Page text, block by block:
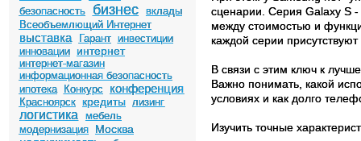
безопасность бизнес
вклады
Всеобъемлющий Интернет
выставка Гарант инвестиции
инновации
интернет
интернет-магазин
информационная безопасность
ипотека
Конкурс конференция
Красноярск кредиты лизинг
логистика
мебель
модернизация
Москва
сценарии. Серия Galaxy S
между стоимостью и
каждой серии
В связи с этим ключ к
Важно понимать, какой
условиях и как долго
Изучить точные